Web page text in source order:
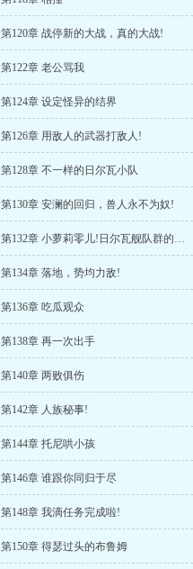
第120章 战停新的大战，真的大战!
第122章 老公骂我
第124章 设定怪异的结界
第126章 用敌人的武器打敌人!
第128章 不一样的日尔瓦小队
第130章 安澜的回归，兽人永不为奴!
第132章 小萝莉零儿!日尔瓦舰队群的行动。
第134章 落地，势均力敌!
第136章 吃瓜观众
第138章 再一次出手
第140章 两败俱伤
第142章 人族秘事!
第144章 托尼哄小孩
第146章 谁跟你同归于尽
第148章 我滴任务完成啦!
第150章 得瑟过头的布鲁姆